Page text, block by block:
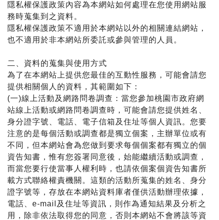
隱私權保護政策內容為本網站如何處理在您使用網站服
務時蒐集到之資料。
隱私權保護政策不適用於本網站以外的相關連結網站，
也不適用於非本網站所委託或參與管理的人員。
二、資料的蒐集與使用方式
為了在本網站上提供您最佳的互動性服務，可能會請您
提供相關個人的資料，其範圍如下：
(一)線上活動及網路問卷調查：當您參加桃園市政府網
站線上活動或網路問卷調查時，可能會請您提供姓名、
身分證字號、電話、電子信箱及住址等個人資訊。您要
注意的是每個活動或調查都是獨立個案，主辦單位或有
不同，但本網站會為您做到要求每個個案都有獨立的個
資告知書，惟有您簽署同意後，始能繼續活動或調查，
而當您要行使當事人權利時，也請依個案個資告知書所
載方式聯絡權責機關。這類的活動所蒐集的姓名、身分
證字號等，存放在本網站資料庫者僅供活動辦理依據，
電話、e-mail及住址等資訊，則作為通知結果及分析之
用，除非依法取得您的同意，否則本網站不會將該等資